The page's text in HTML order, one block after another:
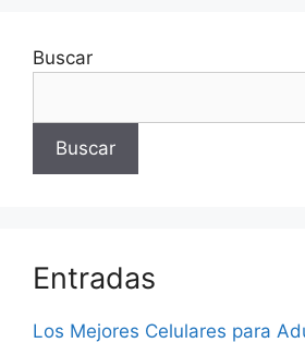
Buscar
Buscar
Entradas
Los Mejores Celulares para